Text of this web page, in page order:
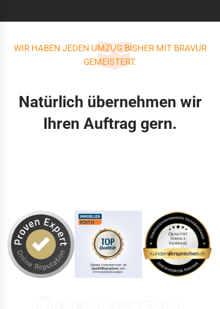
WIR HABEN JEDEN UMZUG BISHER MIT BRAVUR
GEMEISTERT.
Natürlich übernehmen wir
Ihren Auftrag gern.